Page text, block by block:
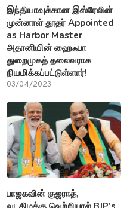
இந்தியாவுக்கான இஸ்ரேலின்
முன்னாள் தூதர் Appointed
as Harbor Master
அதானியின் ஹைஃபா
துறைமுகத் தலைவராக
நியமிக்கப்பட்டுள்ளார்!
03/04/2023
பாஜகவின் குஜராத்,